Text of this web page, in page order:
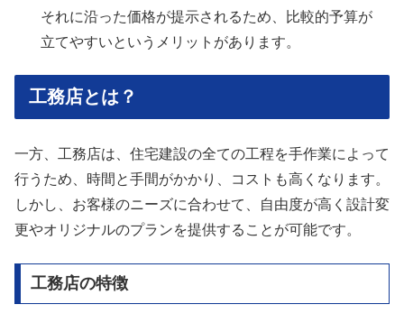
それに沿った価格が提示されるため、比較的予算が
立てやすいというメリットがあります。
工務店とは？
一方、工務店は、住宅建設の全ての工程を手作業によって
行うため、時間と手間がかかり、コストも高くなります。
しかし、お客様のニーズに合わせて、自由度が高く設計変
更やオリジナルのプランを提供することが可能です。
工務店の特徴